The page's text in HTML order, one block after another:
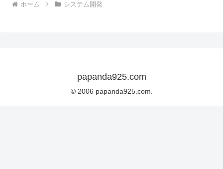
ホーム システム開発
papanda925.com
© 2006 papanda925.com.